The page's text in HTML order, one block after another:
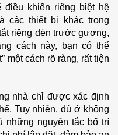
điều khiển riêng biệt hệ
các thiết bị khác trong
riêng đèn trước gương,
cách này, bạn có thể
một cách rõ ràng, rất tiện
nhà chỉ được xác định
Tuy nhiên, dù ở không
những nguyên tắc bố trí